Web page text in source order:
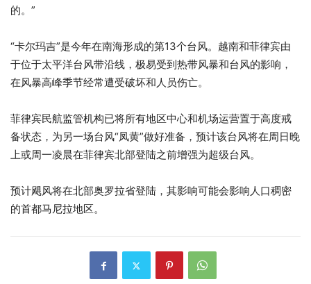
的。”
“卡尔玛吉”是今年在南海形成的第13个台风。越南和菲律宾由
于位于太平洋台风带沿线，极易受到热带风暴和台风的影响，
在风暴高峰季节经常遭受破坏和人员伤亡。
菲律宾民航监管机构已将所有地区中心和机场运营置于高度戒
备状态，为另一场台风“凤黄”做好准备，预计该台风将在周日晚
上或周一凌晨在菲律宾北部登陆之前增强为超级台风。
预计飓风将在北部奥罗拉省登陆，其影响可能会影响人口稠密
的首都马尼拉地区。